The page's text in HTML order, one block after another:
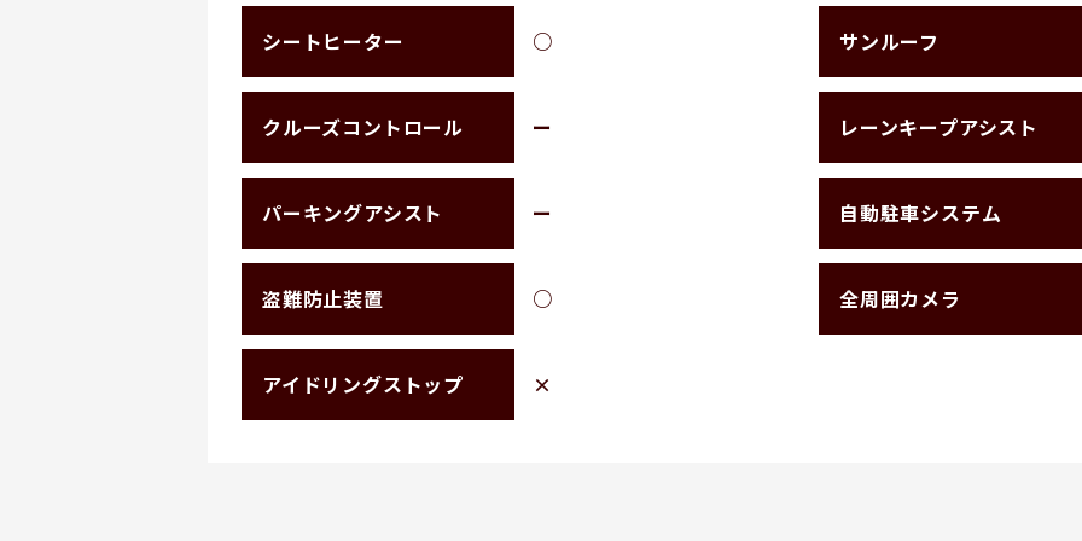
シートヒーター ○ サンルーフ
クルーズコントロール ー レーンキープアシスト
パーキングアシスト ー 自動駐車システム
盗難防止装置 ○ 全周囲カメラ
アイドリングストップ ×